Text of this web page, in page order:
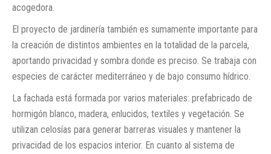
acogedora.
El proyecto de jardinería también es sumamente importante para
la creación de distintos ambientes en la totalidad de la parcela,
aportando privacidad y sombra donde es preciso. Se trabaja con
especies de carácter mediterráneo y de bajo consumo hídrico.
La fachada está formada por varios materiales: prefabricado de
hormigón blanco, madera, enlucidos, textiles y vegetación. Se
utilizan celosías para generar barreras visuales y mantener la
privacidad de los espacios interior. En cuanto al sistema de